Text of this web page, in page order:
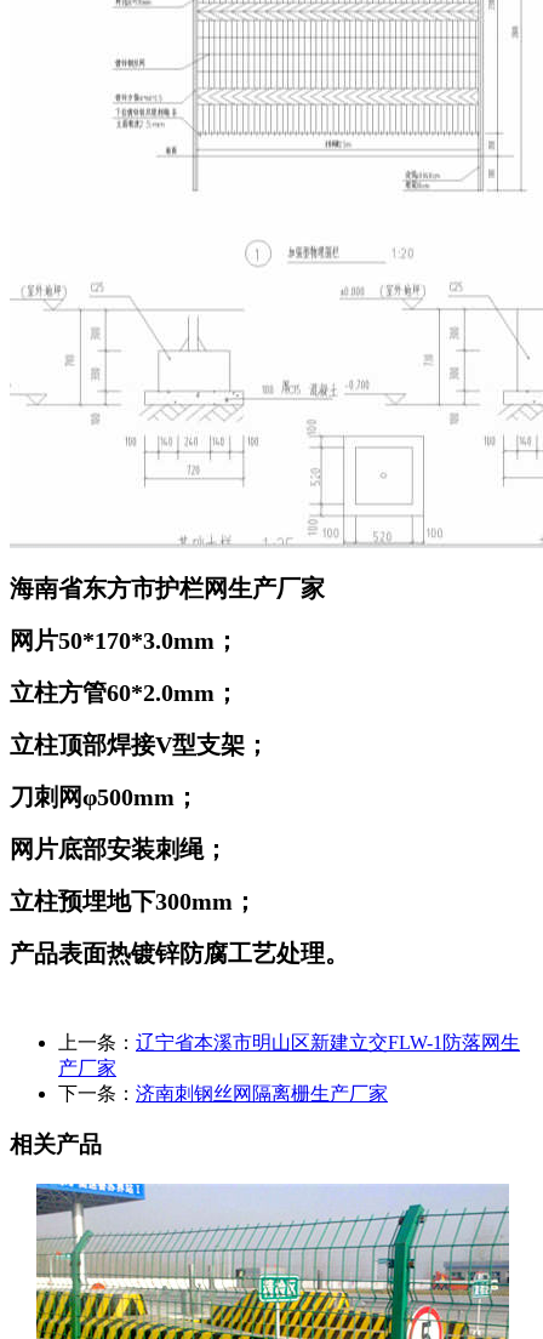
海南省东方市护栏网生产厂家
网片50*170*3.0mm；
立柱方管60*2.0mm；
立柱顶部焊接V型支架；
刀刺网φ500mm；
网片底部安装刺绳；
立柱预埋地下300mm；
产品表面热镀锌防腐工艺处理。
上一条： 辽宁省本溪市明山区新建立交FLW-1防落网生
产厂家
下一条： 济南刺钢丝网隔离栅生产厂家
相关产品